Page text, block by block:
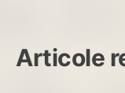
Articole